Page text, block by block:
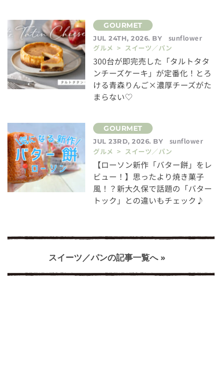
JUL 24TH, 2026. BY
sunflower
グルメ > スイーツ／パン
300台が即完売した「タルトタタ
ンチーズケーキ」が定番化！とろ
ける青森りんご×濃厚チーズがた
まらない♡
JUL 23RD, 2026. BY
sunflower
グルメ > スイーツ／パン
【ローソン新作「バター餅」をレ
ビュー！】思ったより焼き菓子
風！？新大久保で話題の「バター
トック」との違いもチェック♪
スイーツ／パンの記事一覧へ »